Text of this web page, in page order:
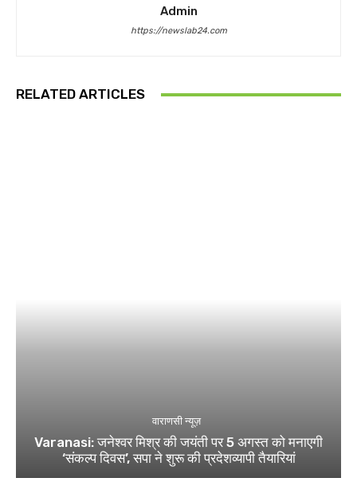
Admin
https://newslab24.com
RELATED ARTICLES
वाराणसी न्यूज़
Varanasi: जनेश्वर मिश्र की जयंती पर 5 अगस्त को मनाएगी
‘संकल्प दिवस’, सपा ने शुरू की प्रदेशव्यापी तैयारियां